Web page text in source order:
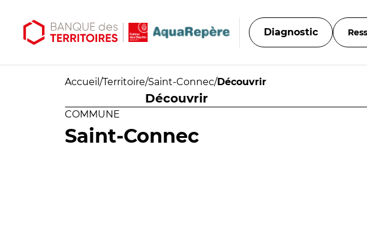
Diagnostic
Accueil /Territoire/Saint-Connec/Découvrir
Découvrir
COMMUNE
Saint-Connec